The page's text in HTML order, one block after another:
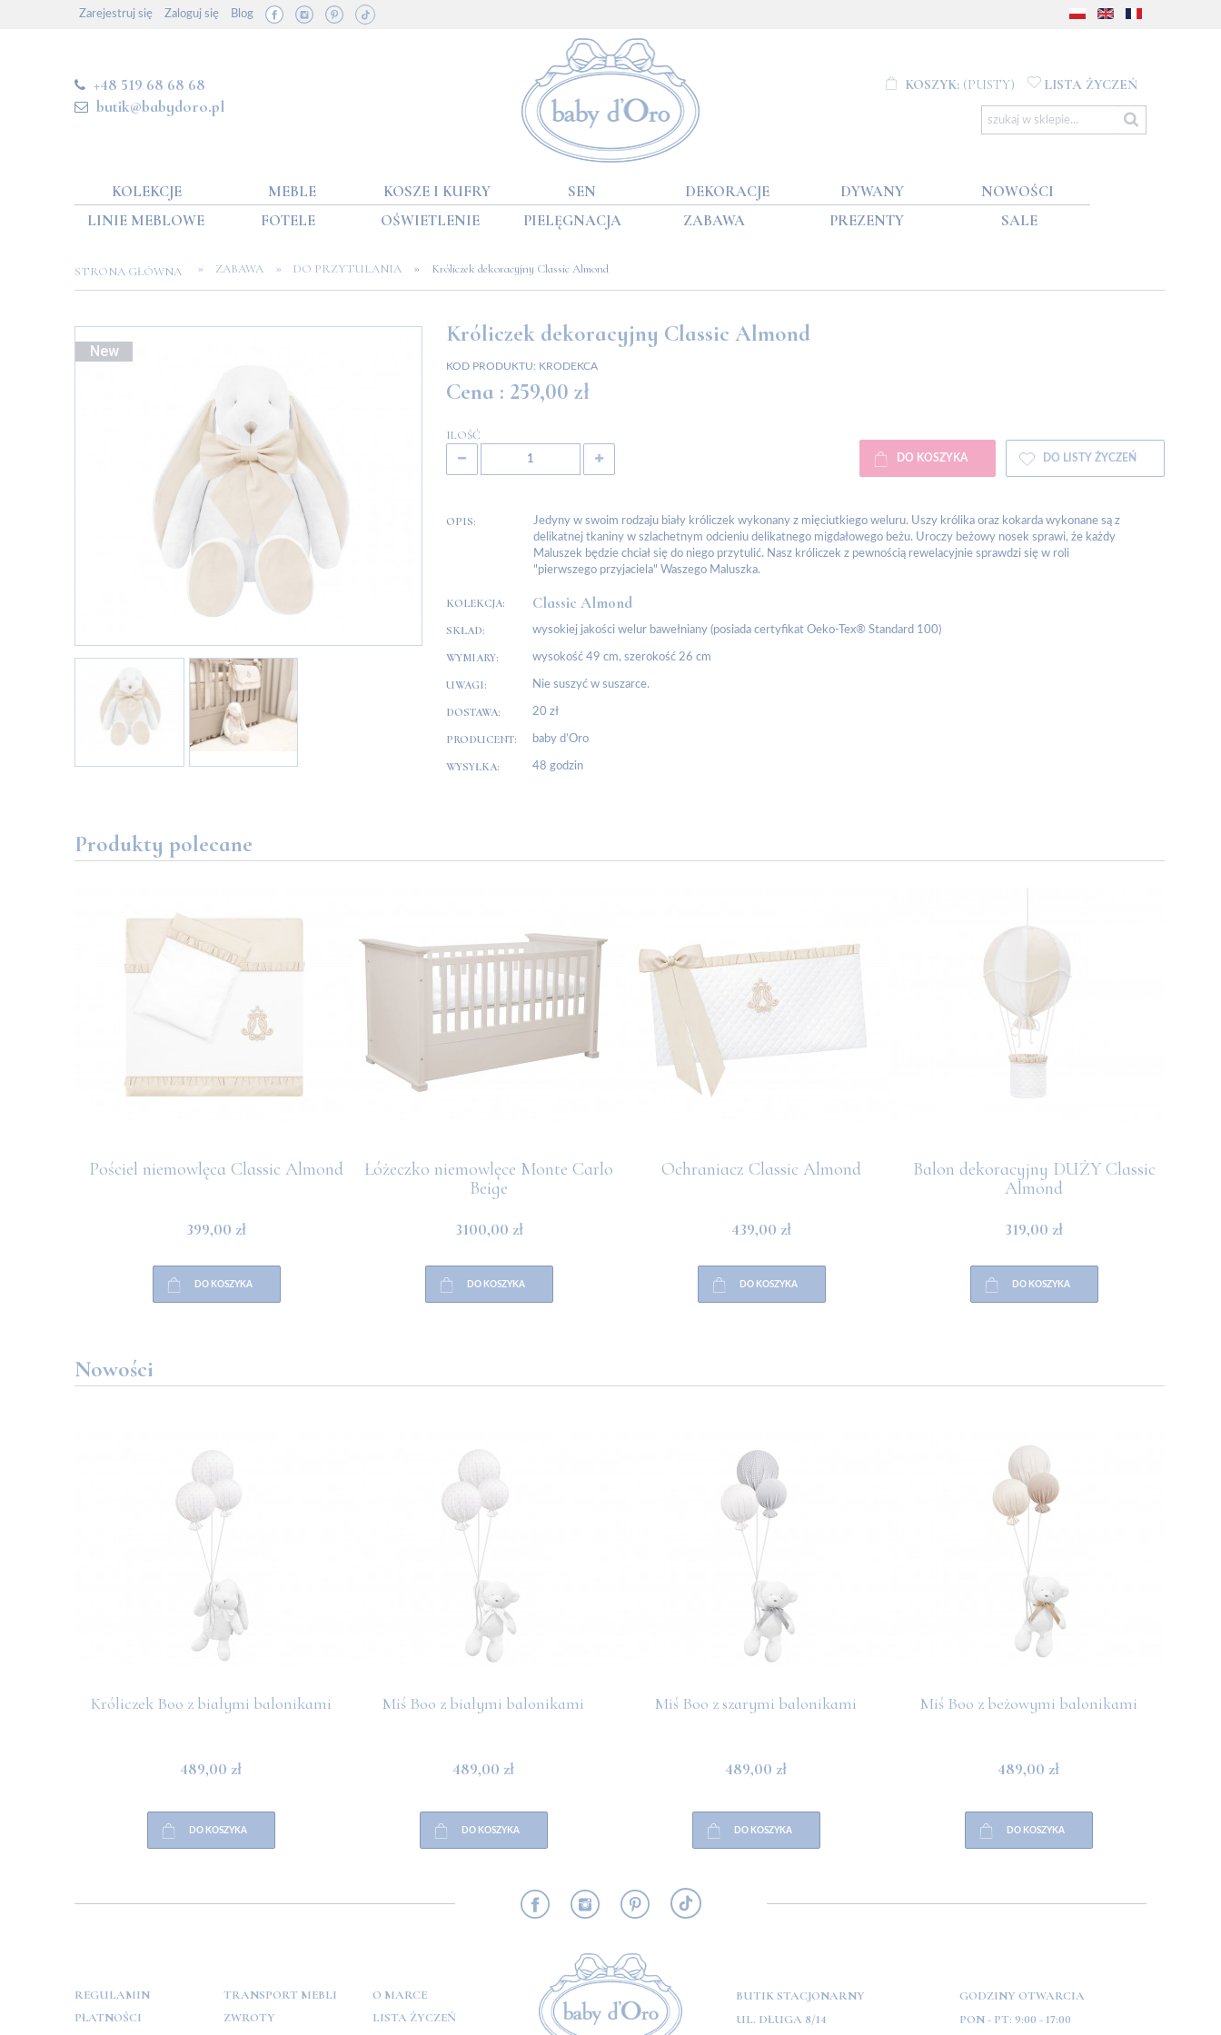
Zarejestruj się Zaloguj się Blog
+48 519 68 68 68
butik@babydoro.pl
KOSZYK: (PUSTY) LISTA ŻYCZEŃ
KOLEKCJE MEBLE KOSZE I KUFRY SEN DEKORACJE DYWANY
NOWOŚCI
LINIE MEBLOWE
FOTELE OŚWIETLENIE PIELĘGNACJA ZABAWA PREZENTY SALE
STRONA GŁÓWNA » ZABAWA » DO PRZYTULANIA » Króliczek dekoracyjny Classic Almond
New
Króliczek dekoracyjny Classic Almond
KOD PRODUKTU: KRODEKCA
Cena : 259,00 zł
ILOŚĆ
DO KOSZYKA DO LISTY ŻYCZEŃ
OPIS:
Jedyny w swoim rodzaju biały króliczek wykonany z mięciutkiego weluru. Uszy królika oraz kokarda wykonane są z
delikatnej tkaniny w szlachetnym odcieniu delikatnego migdałowego beżu. Uroczy beżowy nosek sprawi, że każdy
Maluszek będzie chciał się do niego przytulić. Nasz króliczek z pewnością rewelacyjnie sprawdzi się w roli
"pierwszego przyjaciela" Waszego Maluszka.
KOLEKCJA: Classic Almond
SKŁAD: wysokiej jakości welur bawełniany (posiada certyfikat Oeko-Tex® Standard 100)
WYMIARY: wysokość 49 cm, szerokość 26 cm
UWAGI: Nie suszyć w suszarce.
DOSTAWA: 20 zł
PRODUCENT: baby d’Oro
WYSYŁKA: 48 godzin
Produkty polecane
Pościel niemowlęca Classic Almond
399,00 zł
DO KOSZYKA
Łóżeczko niemowlęce Monte Carlo
Beige
3100,00 zł
DO KOSZYKA
Ochraniacz Classic Almond
439,00 zł
DO KOSZYKA
Balon dekoracyjny DUŻY Classic
Almond
319,00 zł
DO KOSZYKA
Nowości
Króliczek Boo z białymi balonikami
489,00 zł
DO KOSZYKA
Miś Boo z białymi balonikami
489,00 zł
DO KOSZYKA
Miś Boo z szarymi balonikami
489,00 zł
DO KOSZYKA
Miś Boo z beżowymi balonikami
489,00 zł
DO KOSZYKA
REGULAMIN
PŁATNOŚCI
TRANSPORT MEBLI
ZWROTY
O MARCE
LISTA ŻYCZEŃ
BUTIK STACJONARNY
UL. DŁUGA 8/14
GODZINY OTWARCIA
PON - PT: 9:00 - 17:00